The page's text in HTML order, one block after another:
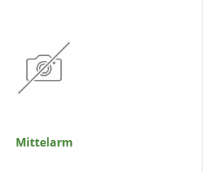
Mittelarm